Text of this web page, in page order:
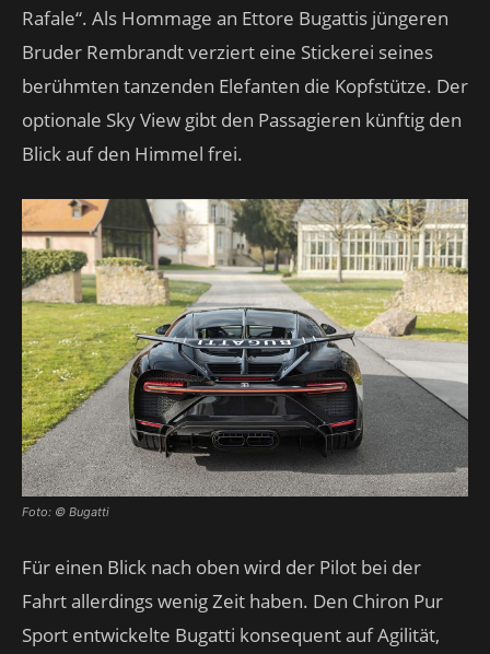
Rafale“. Als Hommage an Ettore Bugattis jüngeren
Bruder Rembrandt verziert eine Stickerei seines
berühmten tanzenden Elefanten die Kopfstütze. Der
optionale Sky View gibt den Passagieren künftig den
Blick auf den Himmel frei.
Foto: © Bugatti
Für einen Blick nach oben wird der Pilot bei der
Fahrt allerdings wenig Zeit haben. Den Chiron Pur
Sport entwickelte Bugatti konsequent auf Agilität,